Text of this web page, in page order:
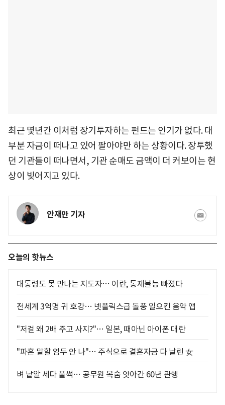
최근 몇년간 이처럼 장기투자하는 펀드는 인기가 없다. 대
부분 자금이 떠나고 있어 팔아야만 하는 상황이다. 장투했
던 기관들이 떠나면서, 기관 순매도 금액이 더 커보이는 현
상이 빚어지고 있다.
안재만 기자
오늘의 핫뉴스
대통령도 못 만나는 지도자… 이란, 통제불능 빠졌다
전세계 3억명 귀 호강… 넷플릭스급 돌풍 일으킨 음악 앱
"저걸 왜 2배 주고 사지?"… 일본, 때아닌 아이폰 대란
"파혼 말할 엄두 안 나"… 주식으로 결혼자금 다 날린 女
벼 낱알 세다 풀썩… 공무원 목숨 앗아간 60년 관행